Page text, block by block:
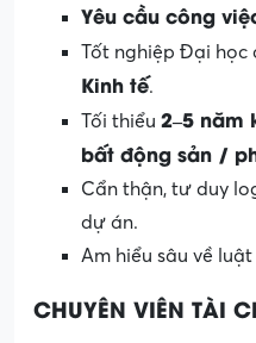
Yêu cầu công
Tốt nghiệp Đại học
Kinh tế.
Tối thiểu 2–5 năm
bất động sản /
Cẩn thận, tư duy
dự án.
Am hiểu sâu về
CHUYÊN VIÊN TÀI